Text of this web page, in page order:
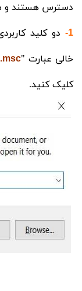
دسترس هستند و
1- دو کلید
خالی عبارت "
کلیک کنید.